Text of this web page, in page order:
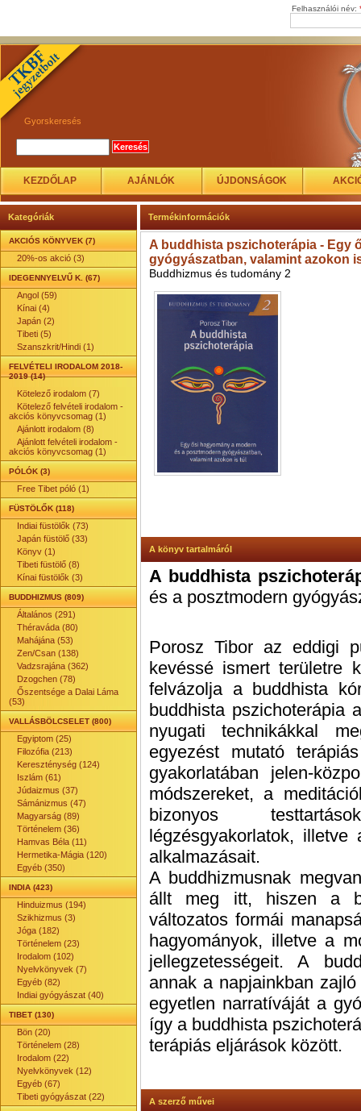
Felhasználói név:
Gyorskeresés
KEZDŐLAP AJÁNLÓK ÚJDONSÁGOK
Kategóriák
AKCIÓS KÖNYVEK (7)
20%-os akció (3)
IDEGENNYELVŰ K. (67)
Angol (59)
Kínai (4)
Japán (2)
Tibeti (5)
Szanszkrit/Hindi (1)
FELVÉTELI IRODALOM 2018-
2019 (14)
Kötelező irodalom (7)
Kötelező felvételi irodalom -
akciós könyvcsomag (1)
Ajánlott irodalom (8)
Ajánlott felvételi irodalom -
akciós könyvcsomag (1)
PÓLÓK (3)
Free Tibet póló (1)
FÜSTÖLŐK (118)
Indiai füstölők (73)
Japán füstölő (33)
Könyv (1)
Tibeti füstölő (8)
Kínai füstölők (3)
BUDDHIZMUS (809)
Általános (291)
Théraváda (80)
Mahájána (53)
Zen/Csan (138)
Vadzsrajána (362)
Dzogchen (78)
Őszentsége a Dalai Láma
(53)
VALLÁSBÖLCSELET (800)
Egyiptom (25)
Filozófia (213)
Kereszténység (124)
Iszlám (61)
Júdaizmus (37)
Sámánizmus (47)
Magyarság (89)
Történelem (36)
Hamvas Béla (11)
Hermetika-Mágia (120)
Egyéb (350)
INDIA (423)
Hinduizmus (194)
Szikhizmus (3)
Jóga (182)
Történelem (23)
Irodalom (102)
Nyelvkönyvek (7)
Egyéb (82)
Indiai gyógyászat (40)
TIBET (130)
Bön (20)
Történelem (28)
Irodalom (22)
Nyelvkönyvek (12)
Egyéb (67)
Tibeti gyógyászat (22)
Termékinformációk
A buddhista pszichoterápia - Egy
gyógyászatban, valamint azokon
Buddhizmus és tudomány 2
A könyv tartalmáról
A buddhista
és a posztmodern
Porosz Tibor az eddigi
kevéssé ismert területre
felvázolja a buddhista
buddhista pszichoterápia
nyugati technikákkal
egyezést mutató
gyakorlatában jelen-
módszereket, a
bizonyos
légzésgyakorlatok,
alkalmazásait.
A buddhizmusnak
állt meg itt, hiszen a
változatos formái
hagyományok, illetve a
jellegzetességeit. A
annak a napjainkban
egyetlen narratíváját a
így a buddhista
terápiás eljárások között.
A szerző művei